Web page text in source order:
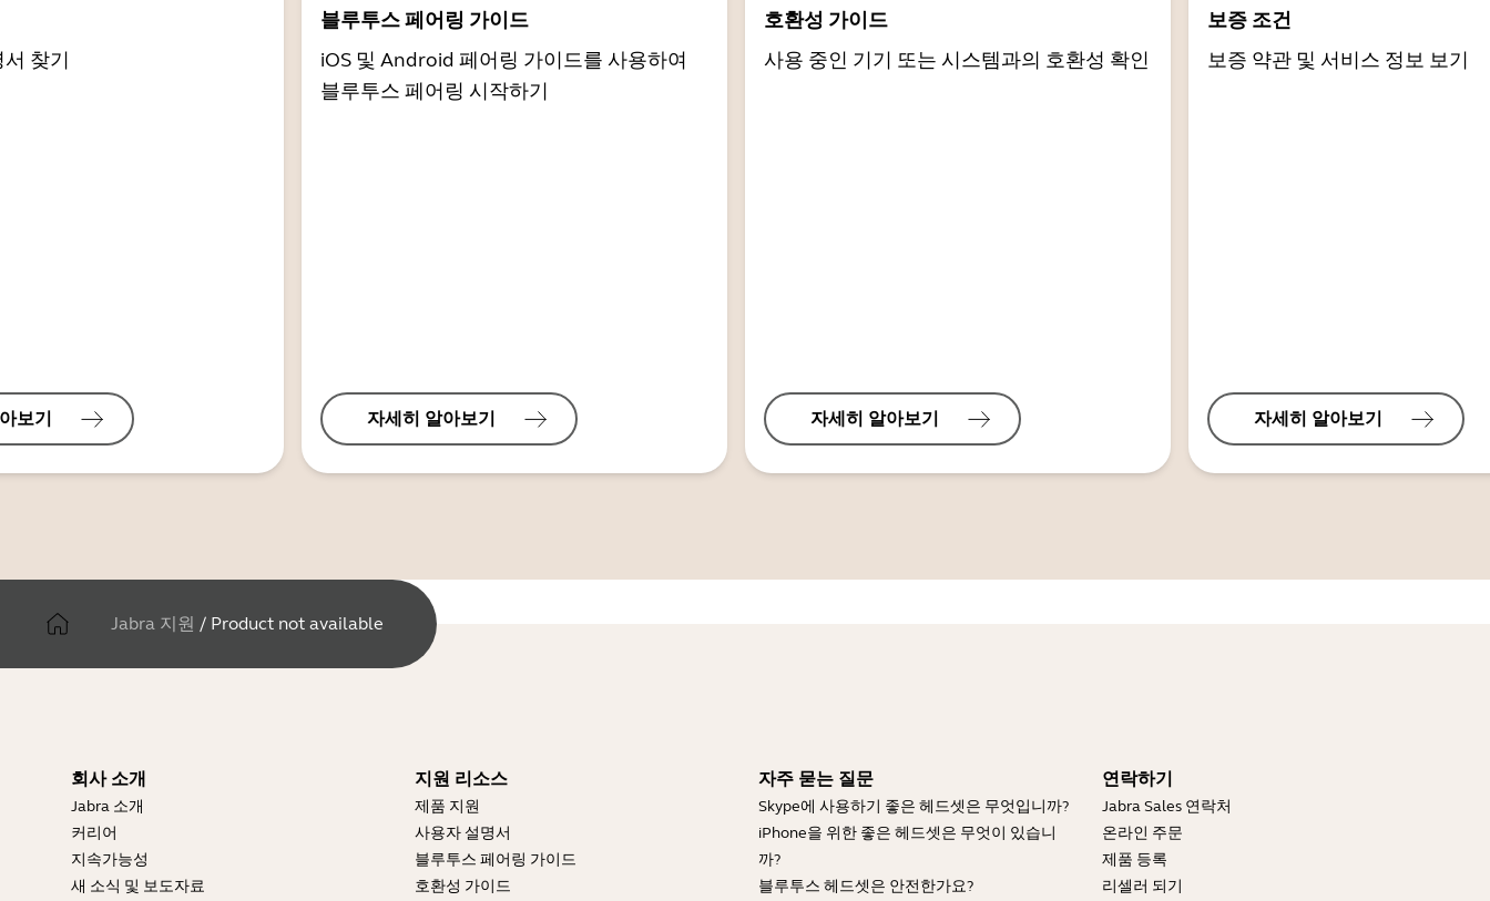
찾기
보기
블루투스 페어링 가이드
iOS 및 Android 페어링 가이드를 사용하여
블루투스 페어링 시작하기
자세히 알아보기
호환성 가이드
사용 중인 기기 또는 시스템과의 호환성 확인
자세히 알아보기
보증 조건
보증 약관 및 서비스 정보 보기
자세히 알아보기
Jabra 지원 / Product not available
회사 소개
Jabra 소개
커리어
지속가능성
새 소식 및 보도자료
지원 리소스
제품 지원
사용자 설명서
블루투스 페어링 가이드
호환성 가이드
자주 묻는 질문
Skype에 사용하기 좋은 헤드셋은 무엇입니까?
iPhone을 위한 좋은 헤드셋은 무엇이 있습니
까?
블루투스 헤드셋은 안전한가요?
연락하기
Jabra Sales 연락처
온라인 주문
제품 등록
리셀러 되기